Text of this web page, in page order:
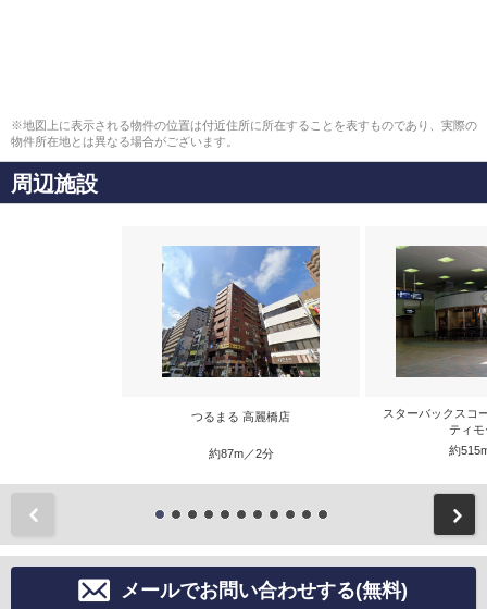
※地図上に表示される物件の位置は付近住所に所在することを表すものであり、実際の
物件所在地とは異なる場合がございます。
周辺施設
つるまる 高麗橋店
約87m／2分
スターバックスコ
ティモ
約
メールでお問い合わせする(無料)